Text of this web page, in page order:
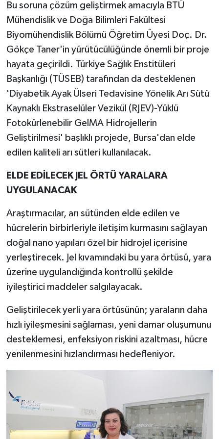
Bu soruna çözüm geliştirmek amacıyla BTÜ
Mühendislik ve Doğa Bilimleri Fakültesi
Biyomühendislik Bölümü Öğretim Üyesi Doç. Dr.
Gökçe Taner'in yürütücülüğünde önemli bir proje
hayata geçirildi. Türkiye Sağlık Enstitüleri
Başkanlığı (TÜSEB) tarafından da desteklenen
'Diyabetik Ayak Ülseri Tedavisine Yönelik Arı Sütü
Kaynaklı Ekstraselüler Vezikül (RJEV)-Yüklü
Fotokürlenebilir GelMA Hidrojellerin
Geliştirilmesi' başlıklı projede, Bursa'dan elde
edilen kaliteli arı sütleri kullanılacak.
ELDE EDİLECEK JEL ÖRTÜ YARALARA
UYGULANACAK
Araştırmacılar, arı sütünden elde edilen ve
hücrelerin birbirleriyle iletişim kurmasını sağlayan
doğal nano yapıları özel bir hidrojel içerisine
yerleştirecek. Jel kıvamındaki bu yara örtüsü, yara
üzerine uygulandığında kontrollü şekilde
iyileştirici maddeler salgılayacak.
Geliştirilecek yerli yara örtüsünün; yaraların daha
hızlı iyileşmesini sağlaması, yeni damar oluşumunu
desteklemesi, enfeksiyon riskini azaltması, hücre
yenilenmesini hızlandırması hedefleniyor.